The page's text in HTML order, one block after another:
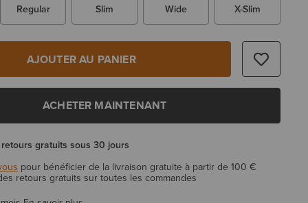
Regular Slim Wide X-Slim
AJOUTER AU PANIER
ACHETER MAINTENANT
gratuits sous 30 jours
pour bénéficier de la livraison gratuite à partir de 100 €
retours gratuits sur toutes les commandes